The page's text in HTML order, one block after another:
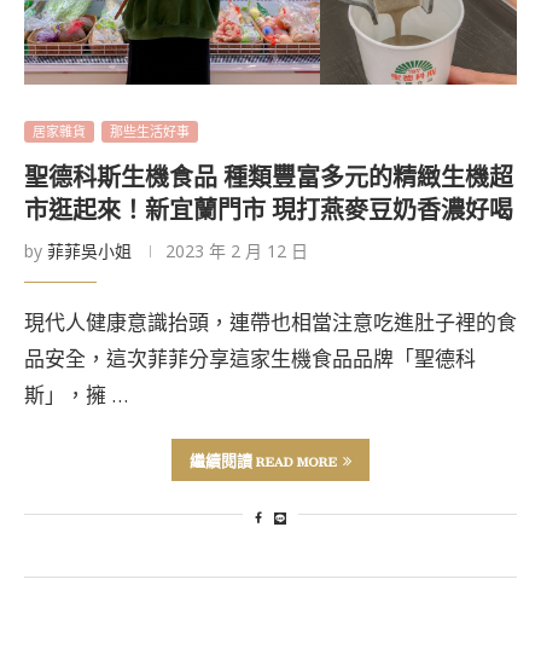
居家雜貨 那些生活好事
聖德科斯生機食品 種類豐富多元的精緻生機超
市逛起來！新宜蘭門市 現打燕麥豆奶香濃好喝
by 菲菲吳小姐 2023 年 2 月 12 日
現代人健康意識抬頭，連帶也相當注意吃進肚子裡的食
品安全，這次菲菲分享這家生機食品品牌「聖德科
斯」，擁 …
繼續閱讀 READ MORE